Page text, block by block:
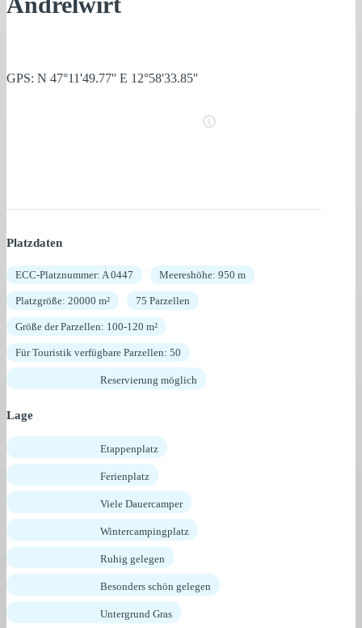
GPS: N 47°11'49.77'' E 12°58'33.85''
Platzdaten
ECC-Platznummer: A 0447 Meereshöhe: 950 m
Platzgröße: 20000 m² 75 Parzellen
Größe der Parzellen: 100-120 m²
Für Touristik verfügbare Parzellen: 50
Reservierung möglich
Lage
Etappenplatz
Ferienplatz
Viele Dauercamper
Wintercampingplatz
Ruhig gelegen
Besonders schön gelegen
Untergrund Gras